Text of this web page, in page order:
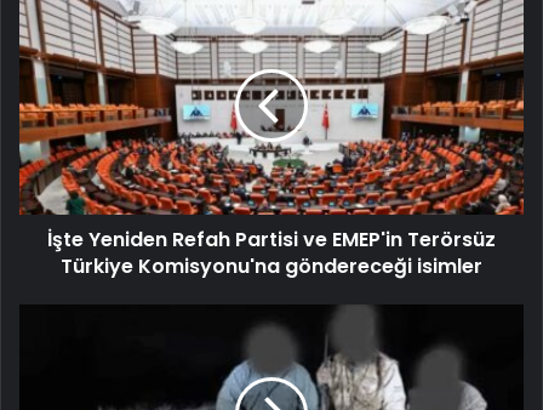
İşte Yeniden Refah Partisi ve EMEP'in Terörsüz
Türkiye Komisyonu'na göndereceği isimler